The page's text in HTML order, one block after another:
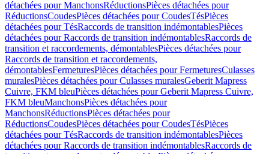
détachées pour ManchonsRéductionsPièces détachées pour
RéductionsCoudesPièces détachées pour CoudesTésPièces
détachées pour TésRaccords de transition indémontablesPièces
détachées pour Raccords de transition indémontablesRaccords de
transition et raccordements, démontablesPièces détachées pour
Raccords de transition et raccordements,
démontablesFermeturesPièces détachées pour FermeturesCulasses
muralesPièces détachées pour Culasses muralesGeberit Mapress
Cuivre, FKM bleuPièces détachées pour Geberit Mapress Cuivre,
FKM bleuManchonsPièces détachées pour
ManchonsRéductionsPièces détachées pour
RéductionsCoudesPièces détachées pour CoudesTésPièces
détachées pour TésRaccords de transition indémontablesPièces
détachées pour Raccords de transition indémontablesRaccords de